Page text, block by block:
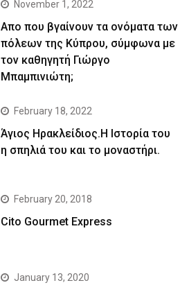
November 1, 2022
Απο που βγαίνουν τα ονόματα των
πόλεων της Κύπρου, σύμφωνα με
τον καθηγητή Γιώργο
Μπαμπινιώτη;
February 18, 2022
Άγιος Ηρακλείδιος.Η Ιστορία του
η σπηλιά του και το μοναστήρι.
February 20, 2018
Cito Gourmet Express
January 13, 2020